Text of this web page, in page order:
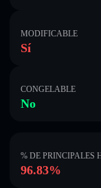
MODIFICABLE
Sí
CONGELABLE
No
% DE PRINCIPALES
96.83%